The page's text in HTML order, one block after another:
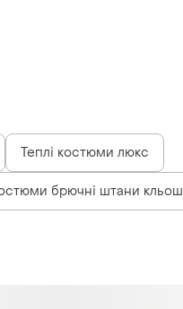
Теплі костюми люкс
брючні штани кльош